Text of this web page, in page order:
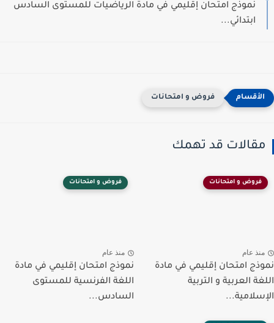
نموذج امتحان إقليمي في مادة الرياضيات للمستوى السادس
ابتدائي...
فروض و امتحانات
مقالات قد تهمك
فروض و امتحانات
منذ عام
نموذج امتحان إقليمي في مادة
اللغة العربية و التربية
الإسلامية...
فروض و امتحانات
منذ عام
نموذج امتحان إقليمي في مادة
اللغة الفرنسية للمستوى
السادس...